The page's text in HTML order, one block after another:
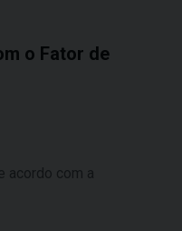
o Fator de
acordo com a